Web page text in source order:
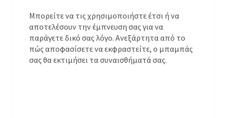
Μπορείτε να τις χρησιμοποιήστε έτσι ή να
αποτελέσουν την έμπνευση σας για να
παράγετε δικό σας λόγο. Ανεξάρτητα από το
πώς αποφασίσετε να εκφραστείτε, ο μπαμπάς
σας θα εκτιμήσει τα συναισθήματά σας.